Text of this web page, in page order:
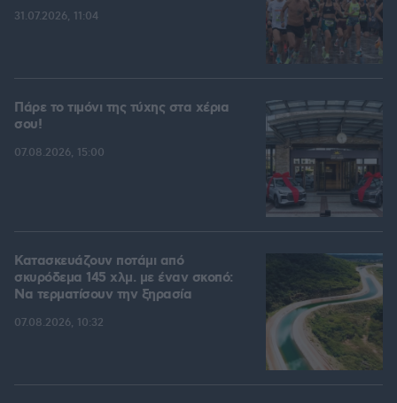
31.07.2026, 11:04
Πάρε το τιμόνι της τύχης στα χέρια
σου!
07.08.2026, 15:00
Κατασκευάζουν ποτάμι από
σκυρόδεμα 145 χλμ. με έναν σκοπό:
Να τερματίσουν την ξηρασία
07.08.2026, 10:32